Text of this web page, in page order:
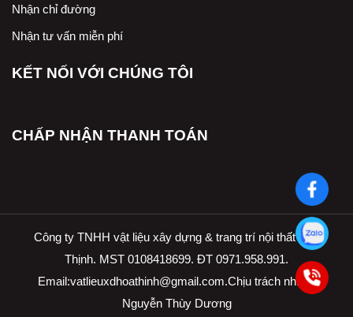
Nhận chỉ đường
Nhận tư vấn miễn phí
KẾT NỐI VỚI CHÚNG TÔI
CHẤP NHẬN THANH TOÁN
Công ty TNHH vật liệu xây dựng & trang trí nội thất Hòa
Thịnh. MST 0108418699. ĐT 0971.958.991.
Email:vatlieuxdhoathinh@gmail.com.Chịu trách nhiệm
Nguyễn Thùy Dương